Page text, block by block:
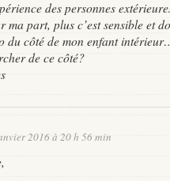
des personnes
ma part, plus c’est sensible et
du côté de mon enfant
de ce côté?
2016 à 20 h 56 min